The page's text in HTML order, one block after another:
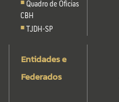
Quadro de Oficias
CBH
TJDH-SP
Entidades e
Federados